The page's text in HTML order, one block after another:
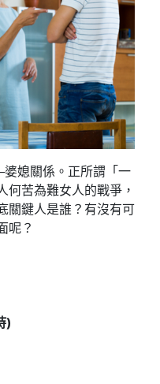
媳關係。正所謂「一
何苦為難女人的戰爭，
關鍵人是誰？有沒有可
呢？
)